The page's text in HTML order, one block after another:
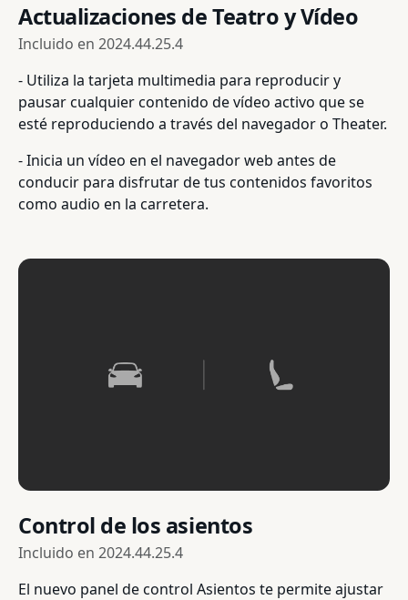
Actualizaciones de Teatro y Vídeo
Incluido en 2024.44.25.4
- Utiliza la tarjeta multimedia para reproducir y
pausar cualquier contenido de vídeo activo que se
esté reproduciendo a través del navegador o Theater.
- Inicia un vídeo en el navegador web antes de
conducir para disfrutar de tus contenidos favoritos
como audio en la carretera.
Control de los asientos
Incluido en 2024.44.25.4
El nuevo panel de control Asientos te permite ajustar